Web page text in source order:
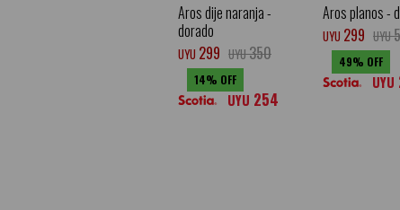
Aros dije naranja -
dorado
UYU 299 UYU350
14
UYU 254
Aros planos -
UYU 299 UYU
49
UYU